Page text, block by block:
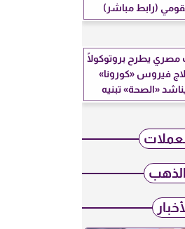
(رابط مباشر)
يطرح بروتوكولًا
فيروس «كورونا»
«الصحة» تبنيه